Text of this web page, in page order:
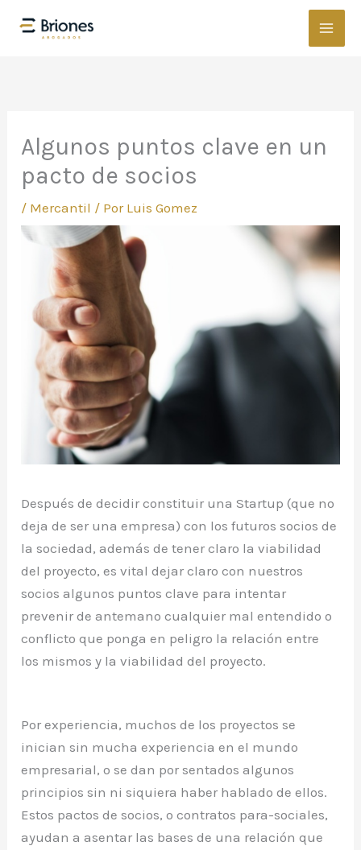
Algunos puntos clave en un
pacto de socios
/ Mercantil / Por Luis Gomez
Después de decidir constituir una Startup (que no
deja de ser una empresa) con los futuros socios de
la sociedad, además de tener claro la viabilidad
del proyecto, es vital dejar claro con nuestros
socios algunos puntos clave para intentar
prevenir de antemano cualquier mal entendido o
conflicto que ponga en peligro la relación entre
los mismos y la viabilidad del proyecto.
Por experiencia, muchos de los proyectos se
inician sin mucha experiencia en el mundo
empresarial, o se dan por sentados algunos
principios sin ni siquiera haber hablado de ellos.
Estos pactos de socios, o contratos para-sociales,
ayudan a asentar las bases de una relación que